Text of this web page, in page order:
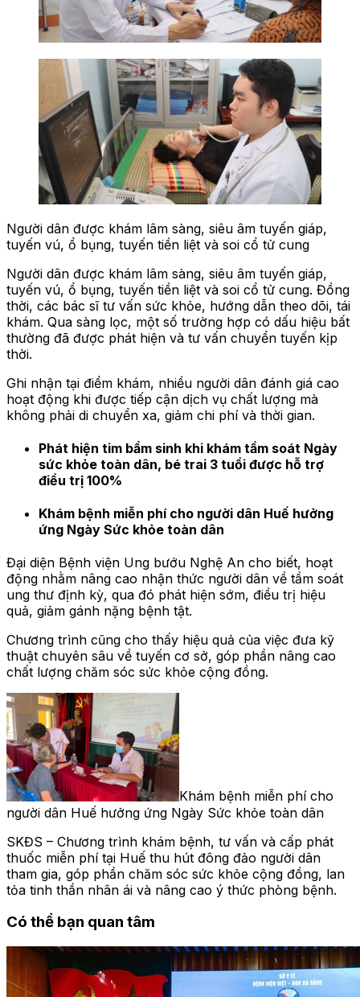
Người dân được khám lâm sàng, siêu âm tuyến giáp,
tuyến vú, ổ bụng, tuyến tiền liệt và soi cổ tử cung
Người dân được khám lâm sàng, siêu âm tuyến giáp,
tuyến vú, ổ bụng, tuyến tiền liệt và soi cổ tử cung. Đồng
thời, các bác sĩ tư vấn sức khỏe, hướng dẫn theo dõi, tái
khám. Qua sàng lọc, một số trường hợp có dấu hiệu bất
thường đã được phát hiện và tư vấn chuyển tuyến kịp
thời.
Ghi nhận tại điểm khám, nhiều người dân đánh giá cao
hoạt động khi được tiếp cận dịch vụ chất lượng mà
không phải di chuyển xa, giảm chi phí và thời gian.
Phát hiện tim bẩm sinh khi khám tầm soát Ngày
sức khỏe toàn dân, bé trai 3 tuổi được hỗ trợ
điều trị 100%
Khám bệnh miễn phí cho người dân Huế hưởng
ứng Ngày Sức khỏe toàn dân
Đại diện Bệnh viện Ung bướu Nghệ An cho biết, hoạt
động nhằm nâng cao nhận thức người dân về tầm soát
ung thư định kỳ, qua đó phát hiện sớm, điều trị hiệu
quả, giảm gánh nặng bệnh tật.
Chương trình cũng cho thấy hiệu quả của việc đưa kỹ
thuật chuyên sâu về tuyến cơ sở, góp phần nâng cao
chất lượng chăm sóc sức khỏe cộng đồng.
Khám bệnh miễn phí cho
người dân Huế hưởng ứng Ngày Sức khỏe toàn dân
SKĐS – Chương trình khám bệnh, tư vấn và cấp phát
thuốc miễn phí tại Huế thu hút đông đảo người dân
tham gia, góp phần chăm sóc sức khỏe cộng đồng, lan
tỏa tinh thần nhân ái và nâng cao ý thức phòng bệnh.
Có thể bạn quan tâm